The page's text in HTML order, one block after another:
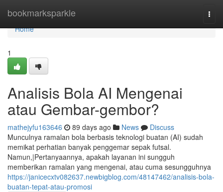
bookmarksparkle
Home
Home
1
Analisis Bola AI Mengenai
atau Gembar-gembor?
mathejyfu163646 89 days ago News
Discuss
Munculnya ramalan bola berbasis teknologi buatan (AI) sudah
memikat perhatian banyak penggemar sepak futsal.
Namun,|Pertanyaannya, apakah layanan ini sungguh
memberikan ramalan yang mengenai, atau cuma sesungguhnya
https://janicecxtv082637.newbigblog.com/48147462/analisis-bola-
buatan-tepat-atau-promosi